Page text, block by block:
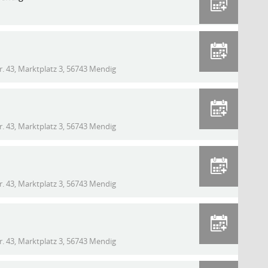
43, Marktplatz 3, 56743 Mendig
43, Marktplatz 3, 56743 Mendig
43, Marktplatz 3, 56743 Mendig
43, Marktplatz 3, 56743 Mendig